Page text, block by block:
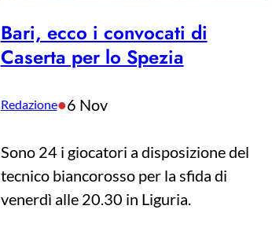
Bari, ecco i convocati di
Caserta per lo Spezia
Redazione•6 Nov
Sono 24 i giocatori a disposizione del
tecnico biancorosso per la sfida di
venerdì alle 20.30 in Liguria.